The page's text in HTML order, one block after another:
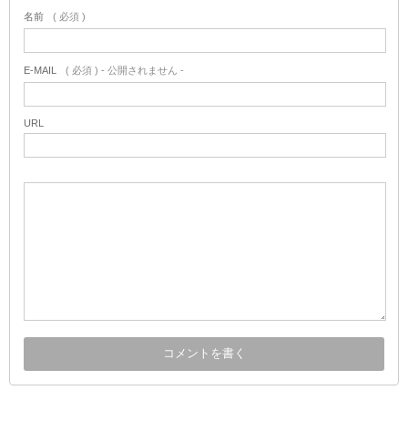
名前 ( 必須 )
E-MAIL ( 必須 ) - 公開されません -
URL